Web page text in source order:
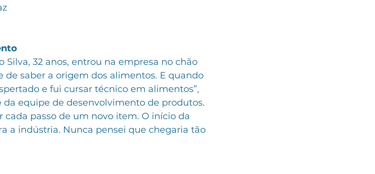
Silva, 32 anos, entrou na empresa no chão
de saber a origem dos alimentos. E quando
e fui cursar técnico em alimentos”,
da equipe de desenvolvimento de produtos.
passo de um novo item. O início da
a indústria. Nunca pensei que chegaria tão